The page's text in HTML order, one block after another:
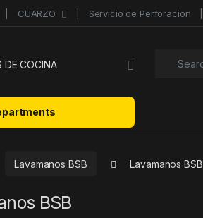
CUARZO Servicio de Perforacion
Lavamanos BSB Lavamanos BSB
BSB